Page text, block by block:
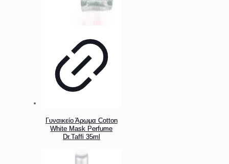
Γυναικείο Άρωμα Cotton
White Mask Perfume
Dr.Taffi 35ml